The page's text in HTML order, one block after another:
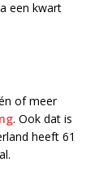
een kwart
of meer
. Ook dat is
heeft 61